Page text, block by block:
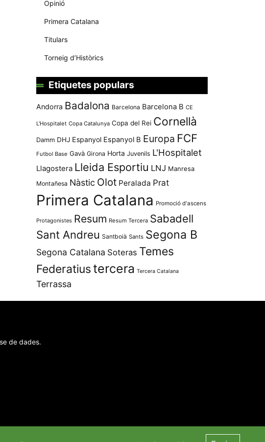
Opinió
Primera Catalana
Titulars
Torneig d’Històrics
Etiquetes populars
Andorra Badalona Barcelona Barcelona B CE
L'Hospitalet Copa Catalunya Copa del Rei Cornellà
Damm DHJ Espanyol Espanyol B Europa FCF
Futbol Base Gavà Girona Horta Juvenils L'Hospitalet
Llagostera Lleida Esportiu LNJ Manresa
Montañesa Nàstic Olot Peralada Prat
Primera Catalana Promoció d'ascens
Protagonistes Resum Resum Tercera Sabadell
Sant Andreu Santboià Sants Segona B
Segona Catalana Soteras Temes
Federatiustercera Tercera Catalana
Terrassa
de dades.